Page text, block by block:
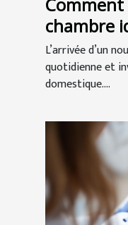
chambre
l'arrivée
L’arrivée d’un
quotidienne et
domestique....